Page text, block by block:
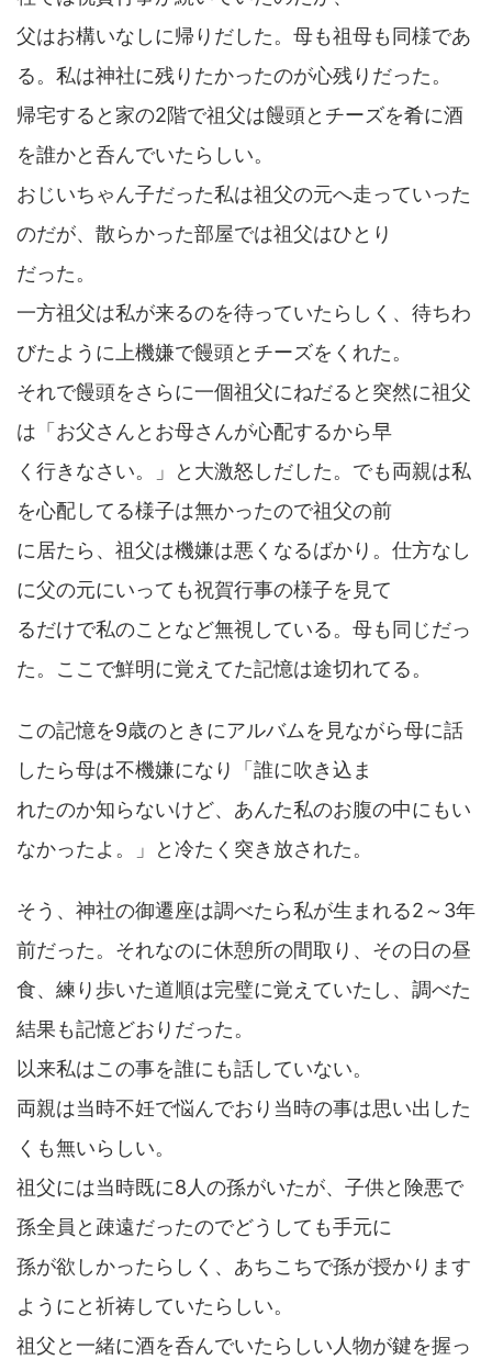
父はお構いなしに帰りだした。母も祖母も同様であ
る。私は神社に残りたかったのが心残りだった。
帰宅すると家の2階で祖父は饅頭とチーズを肴に酒
を誰かと呑んでいたらしい。
おじいちゃん子だった私は祖父の元へ走っていった
のだが、散らかった部屋では祖父はひとり
だった。
一方祖父は私が来るのを待っていたらしく、待ちわ
びたように上機嫌で饅頭とチーズをくれた。
それで饅頭をさらに一個祖父にねだると突然に祖父
は「お父さんとお母さんが心配するから早
く行きなさい。」と大激怒しだした。でも両親は私
を心配してる様子は無かったので祖父の前
に居たら、祖父は機嫌は悪くなるばかり。仕方なし
に父の元にいっても祝賀行事の様子を見て
るだけで私のことなど無視している。母も同じだっ
た。ここで鮮明に覚えてた記憶は途切れてる。
この記憶を9歳のときにアルバムを見ながら母に話
したら母は不機嫌になり「誰に吹き込ま
れたのか知らないけど、あんた私のお腹の中にもい
なかったよ。」と冷たく突き放された。
そう、神社の御遷座は調べたら私が生まれる2～3年
前だった。それなのに休憩所の間取り、その日の昼
食、練り歩いた道順は完璧に覚えていたし、調べた
結果も記憶どおりだった。
以来私はこの事を誰にも話していない。
両親は当時不妊で悩んでおり当時の事は思い出した
くも無いらしい。
祖父には当時既に8人の孫がいたが、子供と険悪で
孫全員と疎遠だったのでどうしても手元に
孫が欲しかったらしく、あちこちで孫が授かります
ようにと祈祷していたらしい。
祖父と一緒に酒を呑んでいたらしい人物が鍵を握っ